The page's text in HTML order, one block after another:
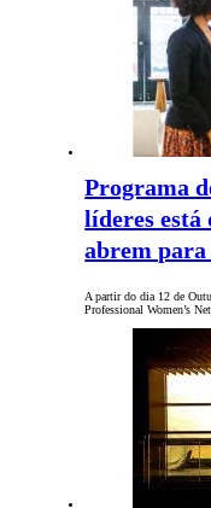
Programa
líderes está
abrem para
A partir do dia 12 de
Professional Women’s